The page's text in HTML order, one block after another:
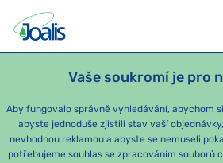
Vaše soukromí je pro
Aby fungovalo správně vyhledávání, abychom
abyste jednoduše zjistili stav vaší
nevhodnou reklamou a abyste se nemuseli
potřebujeme souhlas se zpracováním souborů
PRODUKTY PODLE OBTÍŽÍ SEZÓNNÍ
e-shop Joalis